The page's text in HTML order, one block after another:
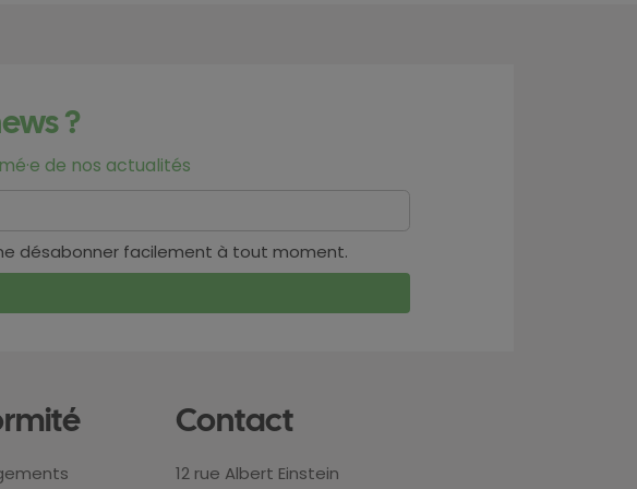
?
de nos actualités
désabonner facilement à tout moment.
Contact
12 rue Albert Einstein